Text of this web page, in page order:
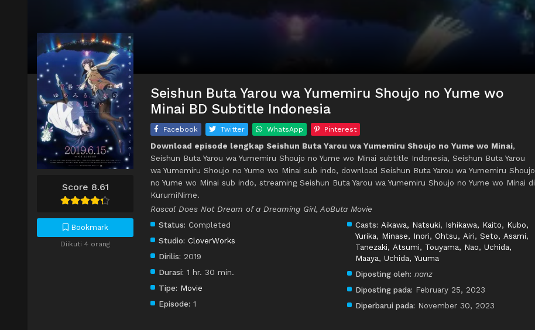
Score 8.61
Bookmark
Diikuti 4 orang
Seishun Buta Yarou wa Yumemiru Shoujo no Yume wo
Minai BD Subtitle Indonesia
Facebook Twitter WhatsApp Pinterest
Download episode lengkap Seishun Buta Yarou wa Yumemiru Shoujo no Yume wo Minai,
Seishun Buta Yarou wa Yumemiru Shoujo no Yume wo Minai subtitle Indonesia, Seishun Buta Yarou
wa Yumemiru Shoujo no Yume wo Minai sub indo, download Seishun Buta Yarou wa Yumemiru Shoujo
no Yume wo Minai sub indo, streaming Seishun Buta Yarou wa Yumemiru Shoujo no Yume wo Minai di
KurumiNime.
Rascal Does Not Dream of a Dreaming Girl, AoButa Movie
Status: Completed
Studio: CloverWorks
Dirilis: 2019
Durasi: 1 hr. 30 min.
Tipe: Movie
Episode: 1
Casts: Aikawa, Natsuki, Ishikawa, Kaito, Kubo,
Yurika, Minase, Inori, Ohtsu, Airi, Seto, Asami,
Tanezaki, Atsumi, Touyama, Nao, Uchida,
Maaya, Uchida, Yuuma
Diposting oleh: nanz
Diposting pada: February 25, 2023
Diperbarui pada: November 30, 2023